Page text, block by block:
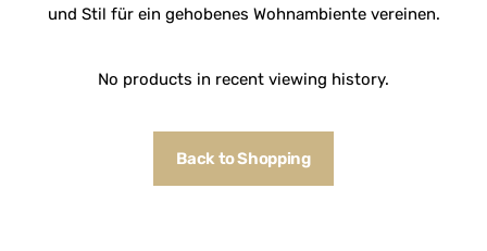
und Stil für ein gehobenes Wohnambiente vereinen.
No products in recent viewing history.
Back to Shopping